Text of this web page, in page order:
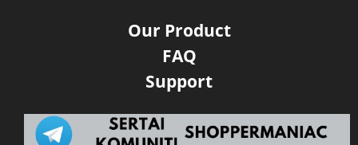
Our Product
FAQ
Support